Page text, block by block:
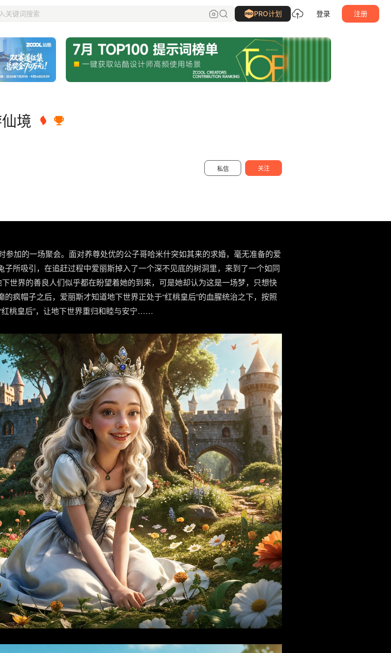
PRO计划 登录 注册
境
私信 关注
FUN馬設計 关注
参加的一场聚会。面对养尊处优的公子哥哈米什突如其来的求婚，毫无准备的爱
所吸引，在追赶过程中爱丽斯掉入了一个深不见底的树洞里，来到了一个如同
世界的善良人们似乎都在盼望着她的到来，可是她却认为这是一场梦，只想快
疯帽子之后，爱丽斯才知道地下世界正处于“红桃皇后”的血腥统治之下，按照
红桃皇后”，让地下世界重归和睦与安宁……